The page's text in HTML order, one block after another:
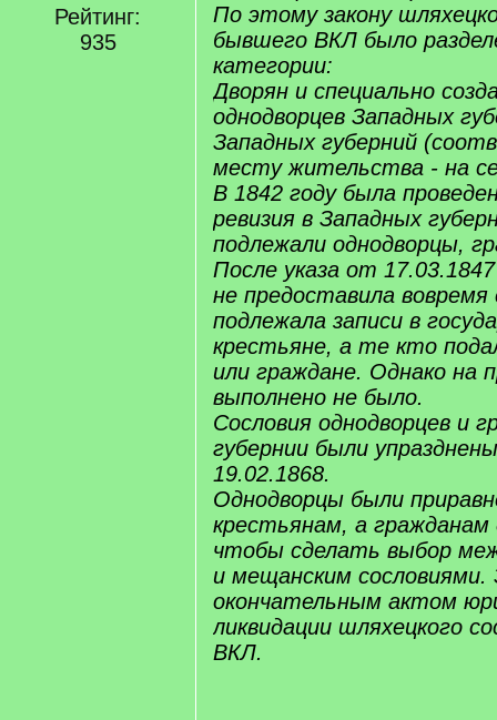
Рейтинг:
935
По этому закону
бывшего ВКЛ было
категории:
Дворян и специально
однодворцев Западных
Западных губерний
месту жительства - на
В 1842 году была
ревизия в Западных
подлежали однодворцы,
После указа от
не предоставила вовремя
подлежала записи в
крестьяне, а те кто
или граждане. Однако на
выполнено не было.
Сословия однодворцев и
губернии были
19.02.1868.
Однодворцы были
крестьянам, а гражданам
чтобы сделать выбор
и мещанским
окончательным актом
ликвидации шляхецкого
ВКЛ.